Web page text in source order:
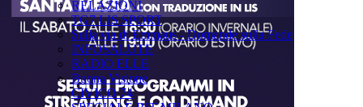
RELAZIONI
TG7 LIS SPORT
Sulla via di Emmaus - Domande sulla Fede
INFOSALUTE
RADIO ELLE
Buona Visione
CIVICO 74